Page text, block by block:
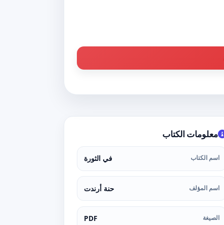
معلومات الكتاب
اسم الكتاب في الثورة
اسم المؤلف حنة أرندت
الصيغة PDF